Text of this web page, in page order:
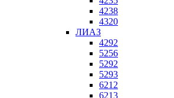
4238
4320
ЛИАЗ
4292
5256
5292
5293
6212
6213